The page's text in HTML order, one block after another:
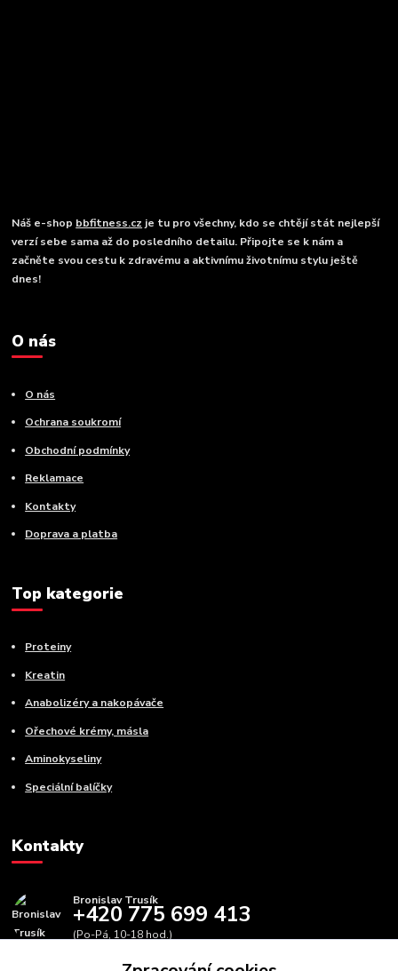
Náš e-shop bbfitness.cz je tu pro všechny, kdo se chtějí stát nejlepší
verzí sebe sama až do posledního detailu. Připojte se k nám a
začněte svou cestu k zdravému a aktivnímu životnímu stylu ještě
dnes!
O nás
O nás
Ochrana soukromí
Obchodní podmínky
Reklamace
Kontakty
Doprava a platba
Top kategorie
Proteiny
Kreatin
Anabolizéry a nakopávače
Ořechové krémy, másla
Aminokyseliny
Speciální balíčky
Kontakty
Bronislav Trusík
+420 775 699 413
(Po-Pá, 10-18 hod.)